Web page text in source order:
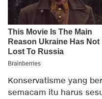
Konservatisme yang
semacam itu harus